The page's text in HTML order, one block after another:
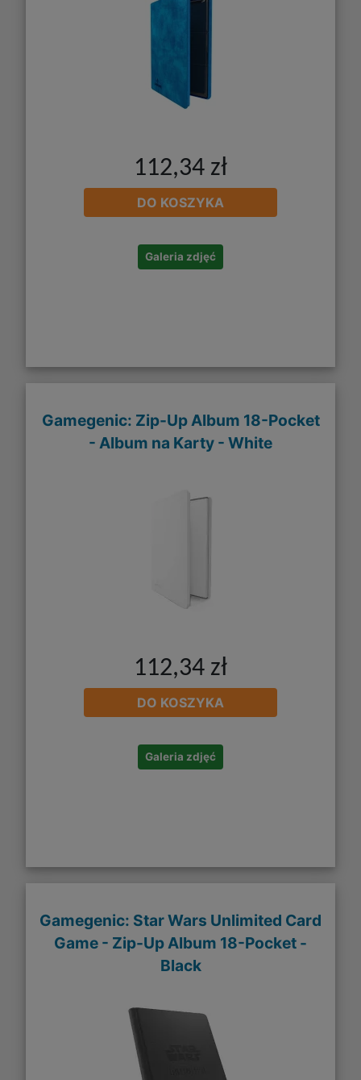
112,34 zł
DO KOSZYKA
Galeria zdjęć
Gamegenic: Zip-Up Album 18-Pocket
- Album na Karty - White
112,34 zł
DO KOSZYKA
Galeria zdjęć
Gamegenic: Star Wars Unlimited Card
Game - Zip-Up Album 18-Pocket -
Black